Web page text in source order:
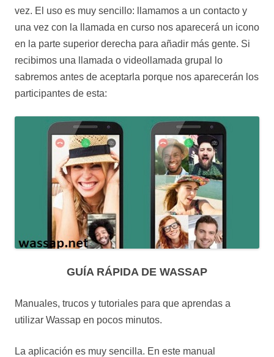
vez. El uso es muy sencillo: llamamos a un contacto y
una vez con la llamada en curso nos aparecerá un icono
en la parte superior derecha para añadir más gente. Si
recibimos una llamada o videollamada grupal lo
sabremos antes de aceptarla porque nos aparecerán los
participantes de esta:
GUÍA RÁPIDA DE WASSAP
Manuales, trucos y tutoriales para que aprendas a
utilizar Wassap en pocos minutos.
La aplicación es muy sencilla. En este manual